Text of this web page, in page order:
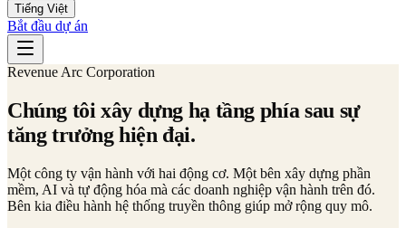
Tiếng Việt
Bắt đầu dự án
Revenue Arc Corporation
Chúng tôi xây dựng hạ tầng phía sau sự
tăng trưởng hiện đại.
Một công ty vận hành với hai động cơ. Một bên xây dựng phần
mềm, AI và tự động hóa mà các doanh nghiệp vận hành trên đó.
Bên kia điều hành hệ thống truyền thông giúp mở rộng quy mô.